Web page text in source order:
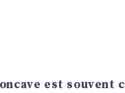
est souvent